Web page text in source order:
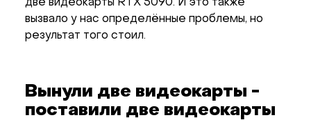
две видеокарты RTX 5090. И это также
вызвало у нас определённые проблемы, но
результат того стоил.
Вынули две видеокарты -
поставили две видеокарты